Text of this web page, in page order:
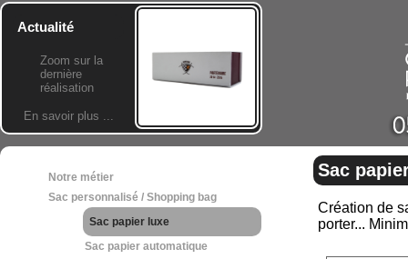
Actualité
Zoom sur la
dernière
réalisation
En savoir plus ...
Notre métier
Sac personnalisé / Shopping bag
Sac papier luxe
Sac papier automatique
Sac
Création de
porter...